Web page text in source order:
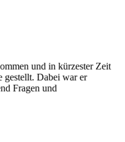
und in kürzester Zeit
gestellt. Dabei war er
Fragen und